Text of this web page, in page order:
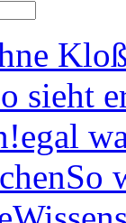
sieht
egal
So